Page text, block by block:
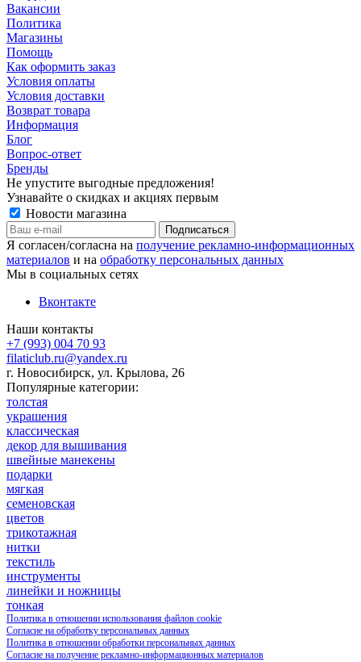
Вакансии
Политика
Магазины
Помощь
Как оформить заказ
Условия оплаты
Условия доставки
Возврат товара
Информация
Блог
Вопрос-ответ
Бренды
Не упустите выгодные предложения!
Узнавайте о скидках и акциях первым
Новости магазина
Я согласен/согласна на получение рекламно-информационных
материалов и на обработку персональных данных
Мы в социальных сетях
Вконтакте
Наши контакты
+7 (993) 004 70 93
filaticlub.ru@yandex.ru
г. Новосибирск, ул. Крылова, 26
Популярные категории:
толстая
украшения
классическая
декор для вышивания
швейные манекены
подарки
мягкая
семеновская
цветов
трикотажная
нитки
текстиль
инструменты
линейки и ножницы
тонкая
Политика в отношении использования файлов cookie
Согласие на обработку персональных данных
Политика в отношении обработки персональных данных
Согласие на получение рекламно-информационных материалов